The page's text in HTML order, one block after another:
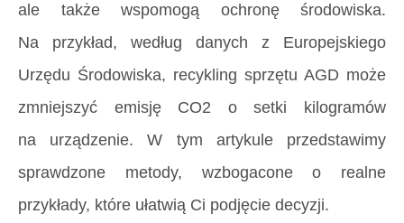
ale także wspomogą ochronę środowiska.
Na przykład, według danych z Europejskiego
Urzędu Środowiska, recykling sprzętu AGD może
zmniejszyć emisję CO2 o setki kilogramów
na urządzenie. W tym artykule przedstawimy
sprawdzone metody, wzbogacone o realne
przykłady, które ułatwią Ci podjęcie decyzji.